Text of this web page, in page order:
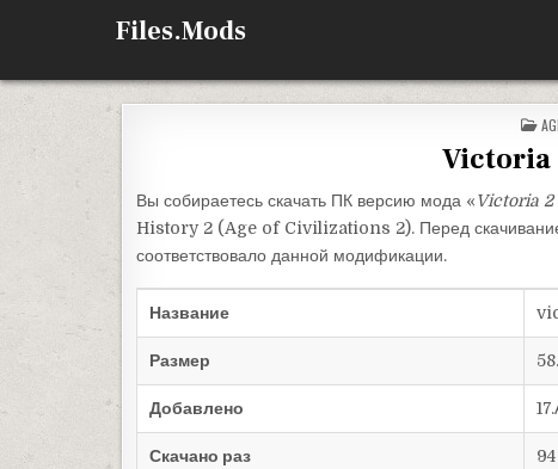
Files.Mods
Victoria
Вы собираетесь скачать ПК версию мода «Victoria
History 2 (Age of Civilizations 2). Перед
соответствовало данной модификации.
Название
Размер
Добавлено
Скачано раз 94